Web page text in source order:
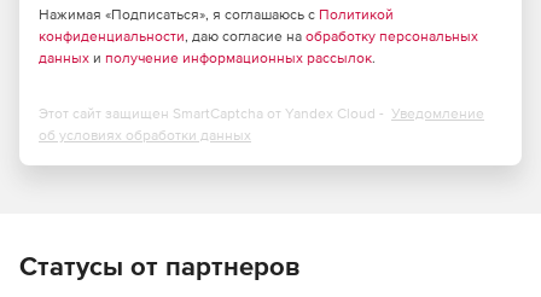
Нажимая «Подписаться», я соглашаюсь с Политикой
конфиденциальности, даю согласие на обработку персональных
данных и получение информационных рассылок.
Этот сайт защищен SmartCaptcha от Yandex Cloud - Уведомление
об условиях обработки данных
Статусы от партнеров